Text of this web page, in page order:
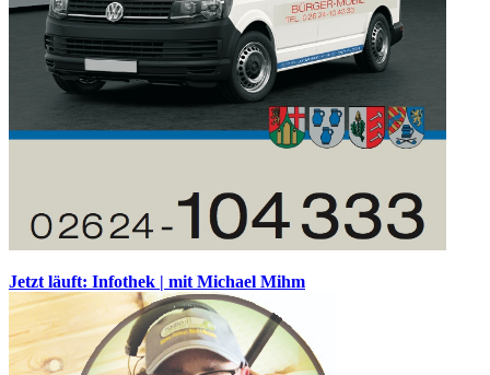
Jetzt läuft: Infothek | mit Michael Mihm